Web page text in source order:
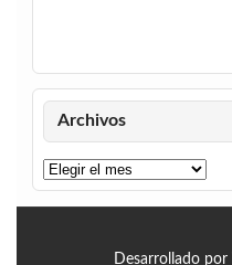
Archivos
Archivos
Desarrollado por